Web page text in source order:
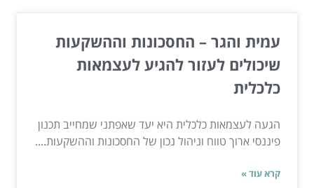
עמית והגר – החסכונות וההשקעות
שיכולים לעזור להגיע לעצמאות
כלכלית
הגעה לעצמאות כלכלית היא יעד שאפתני שמחייב תכנון
פיננסי ארוך טווח וניהול נכון של החסכונות וההשקעות....
קרא עוד »